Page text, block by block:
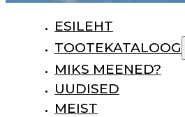
ESILEHT
TOOTEKATALOOG
MIKS MEENED?
UUDISED
MEIST